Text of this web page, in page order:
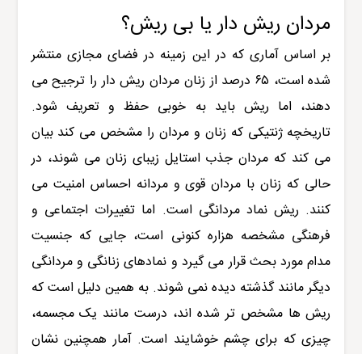
مردان ریش دار یا بی ریش؟
بر اساس آماری که در این زمینه در فضای مجازی منتشر
شده است، ۶۵ درصد از زنان مردان ریش دار را ترجیح می
دهند، اما ریش باید به خوبی حفظ و تعریف شود.
تاریخچه ژنتیکی که زنان و مردان را مشخص می کند بیان
می کند که مردان جذب استایل زیبای زنان می شوند، در
حالی که زنان با مردان قوی و مردانه احساس امنیت می
کنند. ریش نماد مردانگی است. اما تغییرات اجتماعی و
فرهنگی مشخصه هزاره کنونی است، جایی که جنسیت
مدام مورد بحث قرار می گیرد و نمادهای زنانگی و مردانگی
دیگر مانند گذشته دیده نمی شوند. به همین دلیل است که
ریش ها مشخص تر شده اند، درست مانند یک مجسمه،
چیزی که برای چشم خوشایند است. آمار همچنین نشان